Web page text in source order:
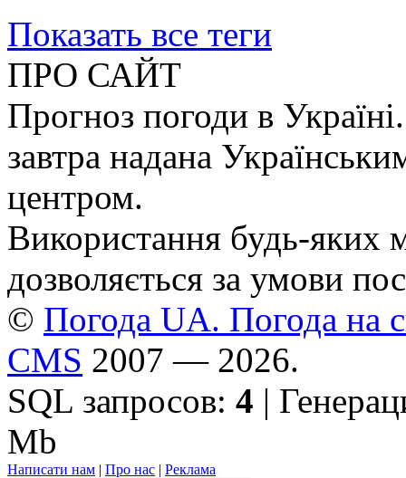
Показать все теги
ПРО САЙТ
Прогноз погоди в
завтра надана
центром.
Використання будь-яких
дозволяється за умови
© Погода UA. Погода на
CMS 2007 — 2026.
SQL запросов: 4 |
Mb
Написати нам | Про нас | Реклама